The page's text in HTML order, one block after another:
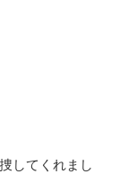
してくれまし